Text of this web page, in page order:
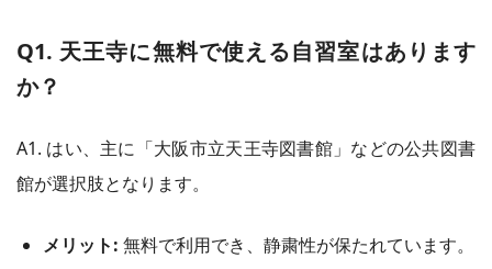
Q1. 天王寺に無料で使える自習室はあります
か？
A1. はい、主に「大阪市立天王寺図書館」などの公共図書
館が選択肢となります。
メリット: 無料で利用でき、静粛性が保たれています。